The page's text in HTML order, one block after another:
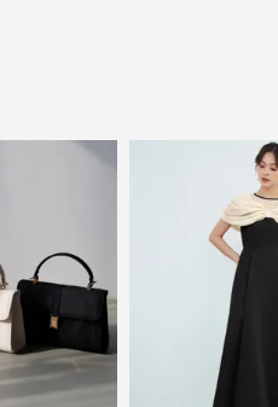
いない...もっと気
ァッションアイテム。
きたいものの一つ。
力は、ファッション
。
もっと気軽にもっと自